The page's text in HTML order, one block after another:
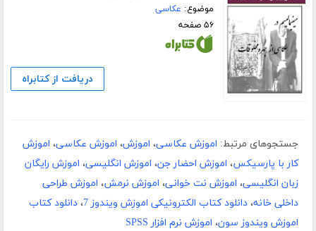
موضوع: عکاسی
۵۶ صفحه
دریافت از کتابراه
جستجوهای مرتبط: اموزش عکاسی، اموزش، اموزش عکاسی، اموزش
کار با پارسیکس، اموزش احضار جن، اموزش انگلیسی، اموزش رایگان
زبان انگلیسی، اموزش نت خوانی، اموزش نرمش، اموزش طراحی
داخلی خانه، دانلود کتاب الکترونیکی اموزش ویندوز 7 ، دانلود کتاب
اموزش ویندوز سون، اموزش نرم افزار SPSS